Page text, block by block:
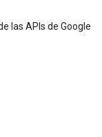
las APIs de Google